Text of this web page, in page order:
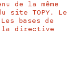
de la même
site TOPY. Le
bases de
la directive